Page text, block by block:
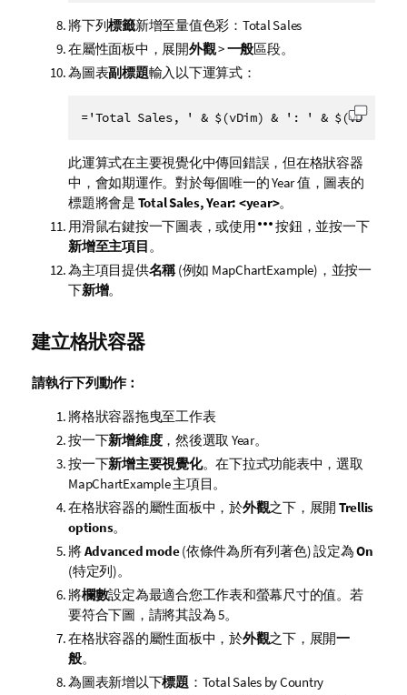
將下列標籤新增至量值色彩： Total Sales
在屬性面板中，展開外觀>一般區段。
為圖表副標題輸入以下運算式：
='Total Sales, ' & $(vDim) & ': ' & 將代碼
此運算式在主要視覺化中傳回錯誤，但在格狀容器
中，會如期運作。對於每個唯一的Year值，圖表的
標題將會是 Total Sales, Year: <year>。
用滑鼠右鍵按一下圖表，或使用
按鈕，並按一下
新增至主項目。
為主項目提供名稱(例如 MapChartExample)，並按一
下新增。
建立格狀容器
請執行下列動作：
將格狀容器拖曳至工作表
按一下新增維度，然後選取 Year。
按一下新增主要視覺化。在下拉式功能表中，選取
MapChartExample主項目。
在格狀容器的屬性面板中，於外觀之下，展開 Trellis
options。
將Advanced mode(依條件為所有列著色) 設定為On
(特定列)。
將欄數設定為最適合您工作表和螢幕尺寸的值。若
要符合下圖，請將其設為 5。
在格狀容器的屬性面板中，於外觀之下，展開一
般。
為圖表新增以下標題 ： Total Sales by Country